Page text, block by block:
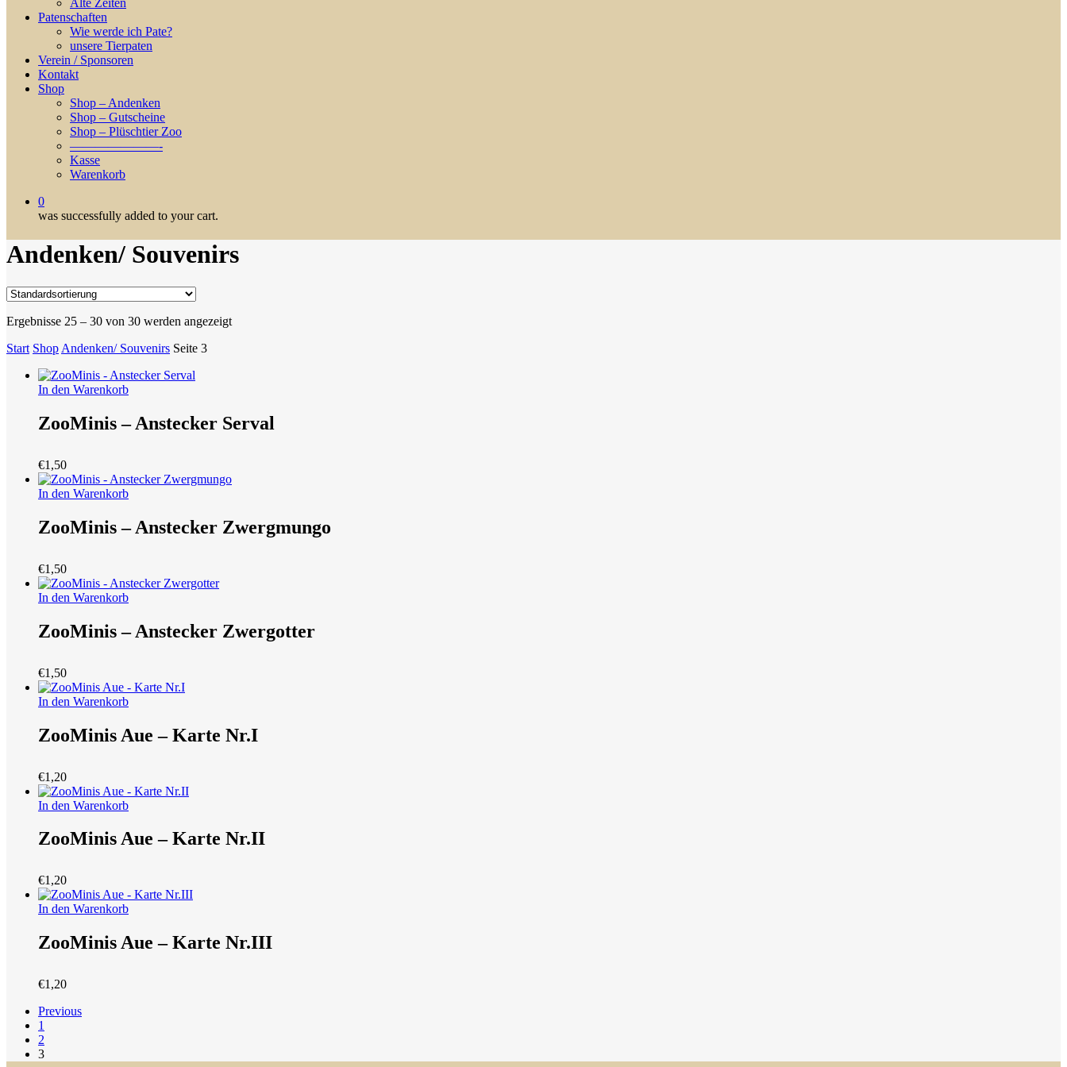
Alte Zeiten
Patenschaften
Wie werde ich Pate?
unsere Tierpaten
Verein / Sponsoren
Kontakt
Shop
Shop – Andenken
Shop – Gutscheine
Shop – Plüschtier Zoo
———————-
Kasse
Warenkorb
0
was successfully added to your cart.
Andenken/ Souvenirs
Ergebnisse 25 – 30 von 30 werden angezeigt
Start Shop Andenken/ Souvenirs Seite 3
In den Warenkorb
ZooMinis – Anstecker Serval
€1,50
In den Warenkorb
ZooMinis – Anstecker Zwergmungo
€1,50
In den Warenkorb
ZooMinis – Anstecker Zwergotter
€1,50
In den Warenkorb
ZooMinis Aue – Karte Nr.I
€1,20
In den Warenkorb
ZooMinis Aue – Karte Nr.II
€1,20
In den Warenkorb
ZooMinis Aue – Karte Nr.III
€1,20
Previous
1
2
3